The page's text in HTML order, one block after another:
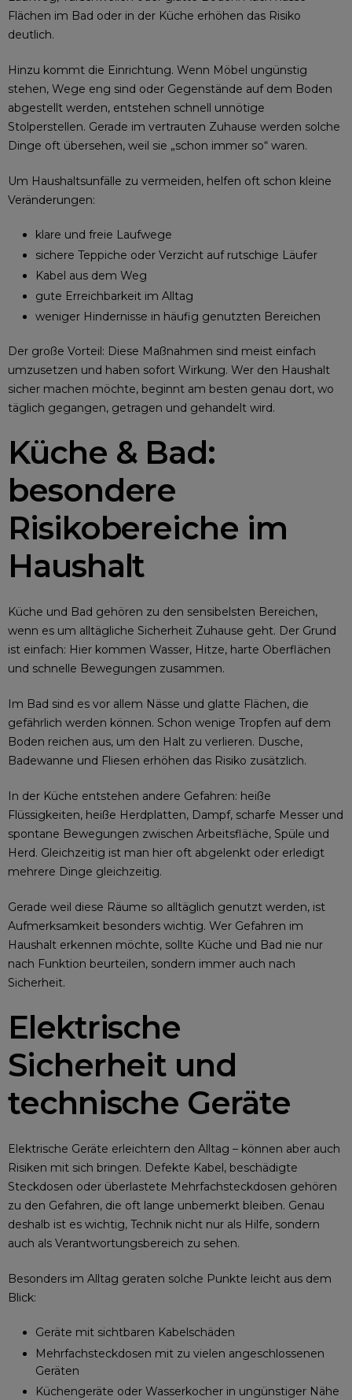
Flächen im Bad oder in der Küche erhöhen das Risiko
deutlich.
Hinzu kommt die Einrichtung. Wenn Möbel ungünstig
stehen, Wege eng sind oder Gegenstände auf dem Boden
abgestellt werden, entstehen schnell unnötige
Stolperstellen. Gerade im vertrauten Zuhause werden solche
Dinge oft übersehen, weil sie „schon immer so“ waren.
Um Haushaltsunfälle zu vermeiden, helfen oft schon kleine
Veränderungen:
klare und freie Laufwege
sichere Teppiche oder Verzicht auf rutschige Läufer
Kabel aus dem Weg
gute Erreichbarkeit im Alltag
weniger Hindernisse in häufig genutzten Bereichen
Der große Vorteil: Diese Maßnahmen sind meist einfach
umzusetzen und haben sofort Wirkung. Wer den Haushalt
sicher machen möchte, beginnt am besten genau dort, wo
täglich gegangen, getragen und gehandelt wird.
Küche & Bad:
besondere
Risikobereiche im
Haushalt
Küche und Bad gehören zu den sensibelsten Bereichen,
wenn es um alltägliche Sicherheit Zuhause geht. Der Grund
ist einfach: Hier kommen Wasser, Hitze, harte Oberflächen
und schnelle Bewegungen zusammen.
Im Bad sind es vor allem Nässe und glatte Flächen, die
gefährlich werden können. Schon wenige Tropfen auf dem
Boden reichen aus, um den Halt zu verlieren. Dusche,
Badewanne und Fliesen erhöhen das Risiko zusätzlich.
In der Küche entstehen andere Gefahren: heiße
Flüssigkeiten, heiße Herdplatten, Dampf, scharfe Messer und
spontane Bewegungen zwischen Arbeitsfläche, Spüle und
Herd. Gleichzeitig ist man hier oft abgelenkt oder erledigt
mehrere Dinge gleichzeitig.
Gerade weil diese Räume so alltäglich genutzt werden, ist
Aufmerksamkeit besonders wichtig. Wer Gefahren im
Haushalt erkennen möchte, sollte Küche und Bad nie nur
nach Funktion beurteilen, sondern immer auch nach
Sicherheit.
Elektrische
Sicherheit und
technische Geräte
Elektrische Geräte erleichtern den Alltag – können aber auch
Risiken mit sich bringen. Defekte Kabel, beschädigte
Steckdosen oder überlastete Mehrfachsteckdosen gehören
zu den Gefahren, die oft lange unbemerkt bleiben. Genau
deshalb ist es wichtig, Technik nicht nur als Hilfe, sondern
auch als Verantwortungsbereich zu sehen.
Besonders im Alltag geraten solche Punkte leicht aus dem
Blick:
Geräte mit sichtbaren Kabelschäden
Mehrfachsteckdosen mit zu vielen angeschlossenen
Geräten
Küchengeräte oder Wasserkocher in ungünstiger Nähe